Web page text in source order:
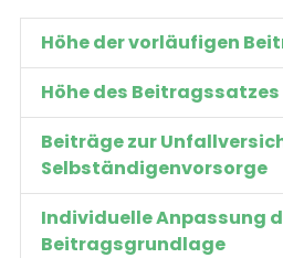
Höhe der vorläufigen
Höhe des Beitragssatzes
Beiträge zur
Selbständigenvorsorge
Individuelle Anpassung
Beitragsgrundlage